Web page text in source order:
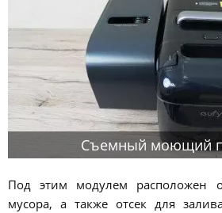
Съемный моющий
Под этим модулем расположен
мусора, а также отсек для